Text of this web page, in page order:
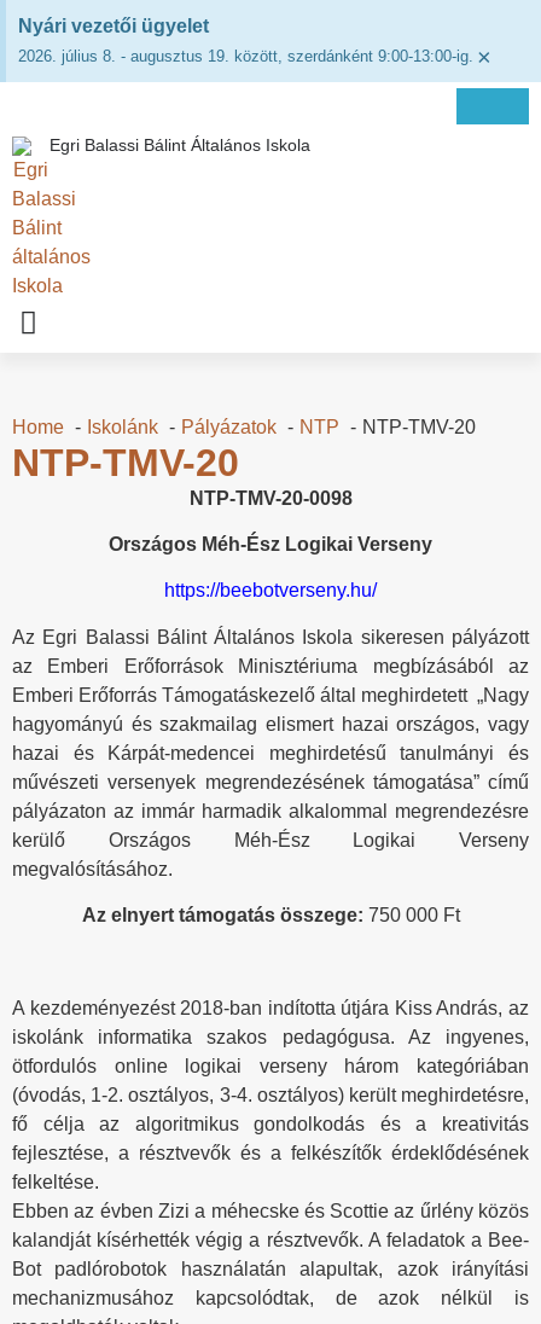
Nyári vezetői ügyelet
2026. július 8. - augusztus 19. között, szerdánként 9:00-13:00-ig. ×
Egri Balassi Bálint Általános Iskola
Home Iskolánk Pályázatok NTP NTP-TMV-20
NTP-TMV-20
NTP-TMV-20-0098
Országos Méh-Ész Logikai Verseny
https://beebotverseny.hu/
Az Egri Balassi Bálint Általános Iskola sikeresen pályázott
az Emberi Erőforrások Minisztériuma megbízásából az
Emberi Erőforrás Támogatáskezelő által meghirdetett „Nagy
hagyományú és szakmailag elismert hazai országos, vagy
hazai és Kárpát-medencei meghirdetésű tanulmányi és
művészeti versenyek megrendezésének támogatása” című
pályázaton az immár harmadik alkalommal megrendezésre
kerülő Országos Méh-Ész Logikai Verseny
megvalósításához.
Az elnyert támogatás összege: 750 000 Ft
A kezdeményezést 2018-ban indította útjára Kiss András, az
iskolánk informatika szakos pedagógusa. Az ingyenes,
ötfordulós online logikai verseny három kategóriában
(óvodás, 1-2. osztályos, 3-4. osztályos) került meghirdetésre,
fő célja az algoritmikus gondolkodás és a kreativitás
fejlesztése, a résztvevők és a felkészítők érdeklődésének
felkeltése.
Ebben az évben Zizi a méhecske és Scottie az űrlény közös
kalandját kísérhették végig a résztvevők. A feladatok a Bee-
Bot padlórobotok használatán alapultak, azok irányítási
mechanizmusához kapcsolódtak, de azok nélkül is